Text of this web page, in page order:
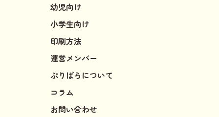
幼児向け
小学生向け
印刷方法
運営メンバー
ぷりぱらについて
コラム
お問い合わせ